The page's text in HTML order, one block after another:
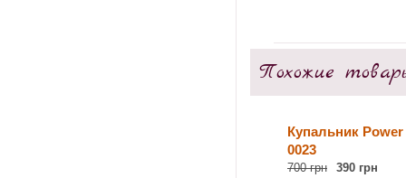
Похожие
Купальник
0023
700 грн
390 грн